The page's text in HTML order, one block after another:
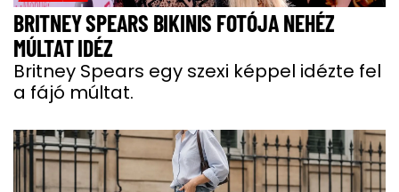
BRITNEY SPEARS BIKINIS FOTÓJA NEHÉZ
MÚLTAT IDÉZ
Britney Spears egy szexi képpel idézte fel
a fájó múltat.